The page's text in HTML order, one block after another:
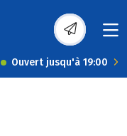
Ouvert jusqu'à 19:00